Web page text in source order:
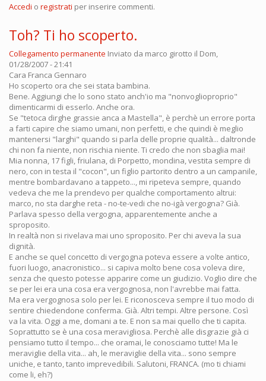
Accedi o registrati per inserire commenti.
Toh? Ti ho scoperto.
Collegamento permanente Inviato da marco girotto il Dom,
01/28/2007 - 21:41
Cara Franca Gennaro
Ho scoperto ora che sei stata bambina.
Bene. Aggiungi che lo sono stato anch'io ma "nonvoglioproprio"
dimenticarmi di esserlo. Anche ora.
Se "tetoca dirghe grassie anca a Mastella", è perchè un errore porta
a farti capire che siamo umani, non perfetti, e che quindi è meglio
mantenersi "larghi" quando si parla delle proprie qualità... daltronde
chi non fa niente, non rischia niente. Ti credo che non sbaglia mai!
Mia nonna, 17 figli, friulana, di Porpetto, mondina, vestita sempre di
nero, con in testa il "cocon", un figlio partorito dentro a un campanile,
mentre bombardavano a tappeto..., mi ripeteva sempre, quando
vedeva che me la prendevo per qualche comportamento altrui:
marco, no sta darghe reta - no-te-vedi che no-igà vergogna? Già.
Parlava spesso della vergogna, apparentemente anche a
sproposito.
In realtà non si rivelava mai uno sproposito. Per chi aveva la sua
dignità.
E anche se quel concetto di vergogna poteva essere a volte antico,
fuori luogo, anacronistico... si capiva molto bene cosa voleva dire,
senza che questo potesse apparire come un giudizio. Voglio dire che
se per lei era una cosa era vergognosa, non l'avrebbe mai fatta.
Ma era vergognosa solo per lei. E riconosceva sempre il tuo modo di
sentire chiedendone conferma. Già. Altri tempi. Altre persone. Così
va la vita. Oggi a me, domani a te. E non sa mai quello che ti capita.
Soprattutto se è una cosa meravigliosa. Perchè alle disgrazie già ci
pensiamo tutto il tempo... che oramai, le conosciamo tutte! Ma le
meraviglie della vita... ah, le meraviglie della vita... sono sempre
uniche, e tanto, tanto imprevedibili. Salutoni, FRANCA. (mo ti chiami
come li, eh?)